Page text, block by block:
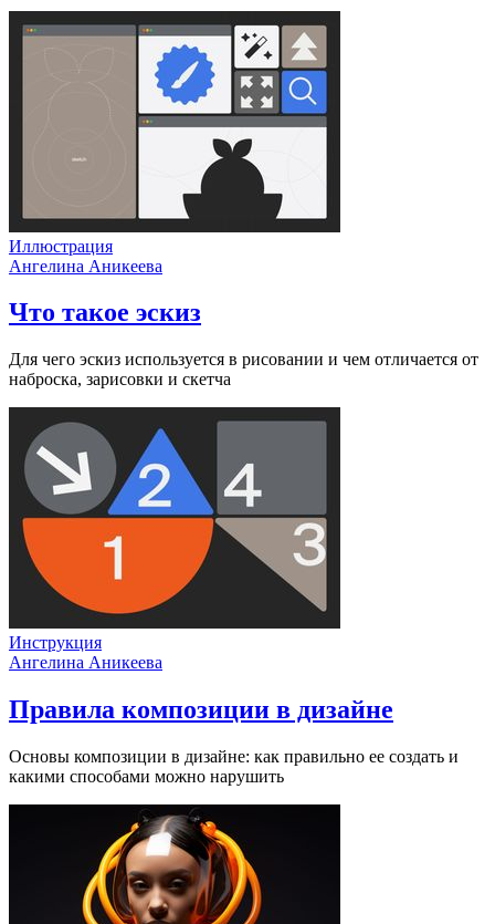
Иллюстрация
Ангелина Аникеева
Что такое эскиз
Для чего эскиз используется в рисовании и чем отличается от
наброска, зарисовки и скетча
Инструкция
Ангелина Аникеева
Правила композиции в дизайне
Основы композиции в дизайне: как правильно ее создать и
какими способами можно нарушить